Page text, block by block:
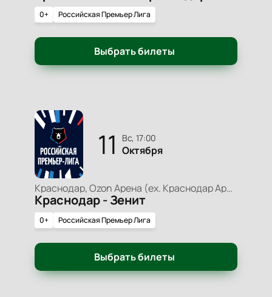
0+ Российская Премьер Лига
Выбрать билеты
11 вс, 17:00
Октября
Краснодар, Ozon Арена (ex. Краснодар Арена)
Краснодар - Зенит
0+ Российская Премьер Лига
Выбрать билеты